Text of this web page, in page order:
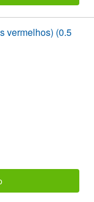
vermelhos) (0.5